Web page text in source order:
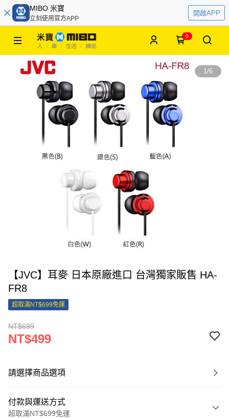
MIBO 米寶
立刻使用官方APP
開啟APP
0
1/6
【JVC】耳麥 日本原廠進口 台灣獨家販售 HA-
FR8
超取滿NT$699免運
NT$699
NT$499
請選擇商品選項
付款與運送方式
超取滿NT$699免運